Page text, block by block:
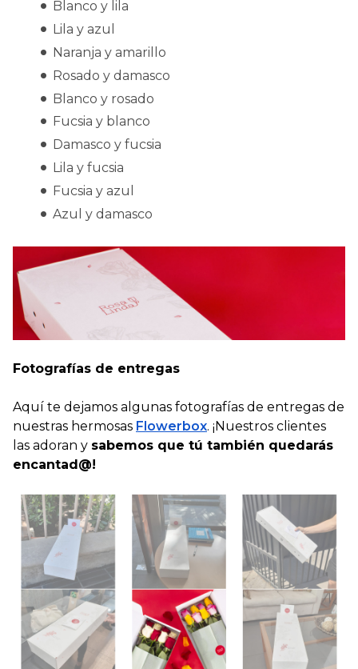
Blanco y lila
Lila y azul
Naranja y amarillo
Rosado y damasco
Blanco y rosado
Fucsia y blanco
Damasco y fucsia
Lila y fucsia
Fucsia y azul
Azul y damasco
Fotografías de entregas
Aquí te dejamos algunas fotografías de entregas de
nuestras hermosas Flowerbox. ¡Nuestros clientes
las adoran y sabemos que tú también quedarás
encantad@!